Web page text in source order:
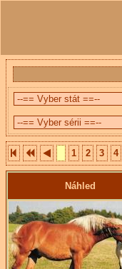
1 2 3 4
Náhled